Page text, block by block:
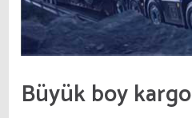
Büyük boy kargo